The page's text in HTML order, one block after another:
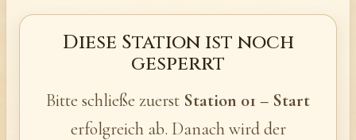
Diese Station ist noch
gesperrt
Bitte schließe zuerst Station 01 – Start
erfolgreich ab. Danach wird der